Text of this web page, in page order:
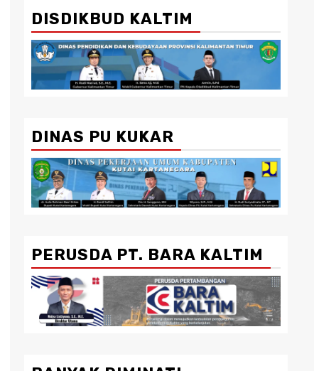
DISDIKBUD KALTIM
DINAS PU KUKAR
PERUSDA PT. BARA KALTIM